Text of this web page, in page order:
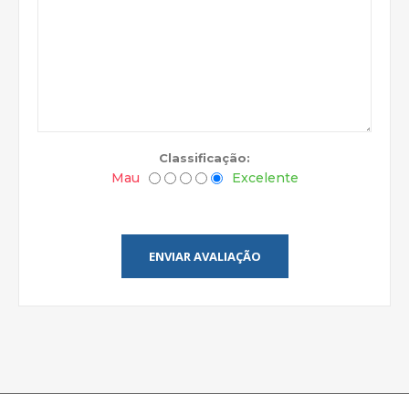
Classificação:
Mau Excelente
ENVIAR AVALIAÇÃO